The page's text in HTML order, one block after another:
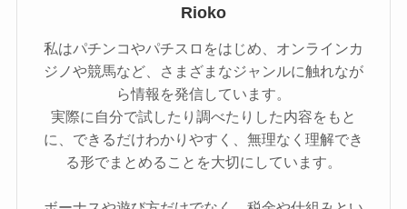
Rioko
私はパチンコやパチスロをはじめ、オンラインカ
ジノや競馬など、さまざまなジャンルに触れなが
ら情報を発信しています。
実際に自分で試したり調べたりした内容をもと
に、できるだけわかりやすく、無理なく理解でき
る形でまとめることを大切にしています。